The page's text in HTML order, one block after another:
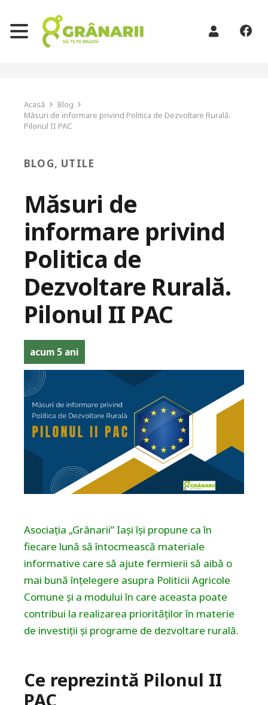
Acasă
Blog
Măsuri de informare privind Politica de Dezvoltare Rurală.
Pilonul II PAC
BLOG, UTILE
Măsuri de
informare privind
Politica de
Dezvoltare Rurală.
Pilonul II PAC
acum 5 ani
Asociația „Grânarii” Iași își propune ca în
fiecare lună să întocmească materiale
informative care să ajute fermierii să aibă o
mai bună înțelegere asupra Politicii Agricole
Comune și a modului în care aceasta poate
contribui la realizarea priorităților în materie
de investiții și programe de dezvoltare rurală.
Ce reprezintă Pilonul II
PAC